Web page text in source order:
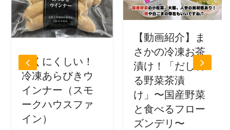
にくにくしい！
冷凍あらびきウ
インナー（スモ
ークハウスファ
イン）
【動画紹介】ま
さかの冷凍お茶
漬け！「だし香
る野菜茶漬
け」〜国産野菜
と食べるフロー
ズンデリ〜